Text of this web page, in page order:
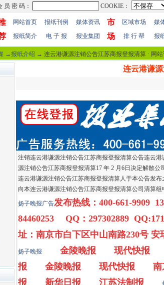
网站首页 报纸刊例 媒体资讯
市
场
区域市场 媒
报纸简介
电 子 报 报业集团 排 行 帮 报
→报纸介绍 → 连云港谦源注销公告江苏商报登报清算 · 网站
连云港谦
注销连云港谦源注销公告江苏商报登报清算公告连云
源注销公告江苏商报登报清算17 年 2 月6日决定解散
连云港谦源注销公告江苏商报登报清算人于本公告发
向本连云港谦源注销公告江苏商报登报清算公司清算
扬子晚报广告发布热线：400-661-9909
84460253 QQ：297302889
址：南京市白下区中山南路230号 安
扬子晚报 金陵晚报 现代快报
报 金陵晚报 现代快报 南
报 新华日报 江苏法制报